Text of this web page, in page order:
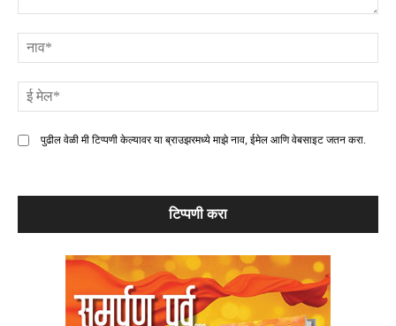
पुढील वेळी मी टिप्पणी केल्यावर या ब्राउझरमध्ये माझे नाव, ईमेल आणि वेबसाइट जतन करा.